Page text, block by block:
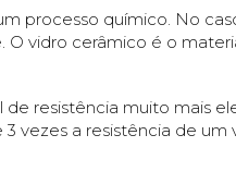
processo químico. No
vidro cerâmico é o
resistência muito mais
vezes a resistência de um